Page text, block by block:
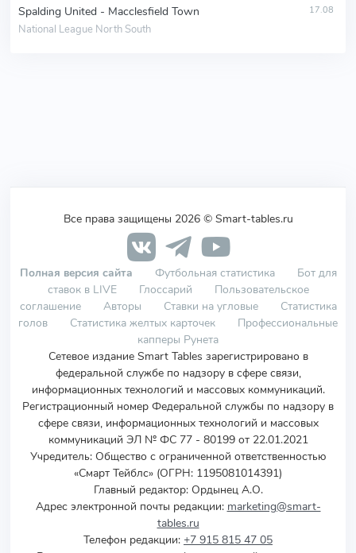
Spalding United - Macclesfield Town
National League North South
17.08
Все права защищены 2026 © Smart-tables.ru
Полная версия сайта Футбольная статистика
Бот для
ставок в LIVE
Глоссарий
Пользовательское
соглашение
Авторы Ставки на угловые
Статистика
голов
Статистика желтых карточек
Профессиональные
капперы Рунета
Сетевое издание Smart Tables зарегистрировано в
федеральной службе по надзору в сфере связи,
информационных технологий и массовых коммуникаций.
Регистрационный номер Федеральной службы по надзору в
сфере связи, информационных технологий и массовых
коммуникаций ЭЛ № ФС 77 - 80199 от 22.01.2021
Учредитель: Общество с ограниченной ответственностью
«Смарт Тейблс» (ОГРН: 1195081014391)
Главный редактор: Ордынец А.О.
Адрес электронной почты редакции: marketing@smart-
tables.ru
Телефон редакции: +7 915 815 47 05